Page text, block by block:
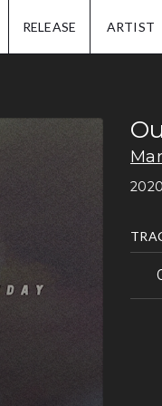
RELEASE ARTIST